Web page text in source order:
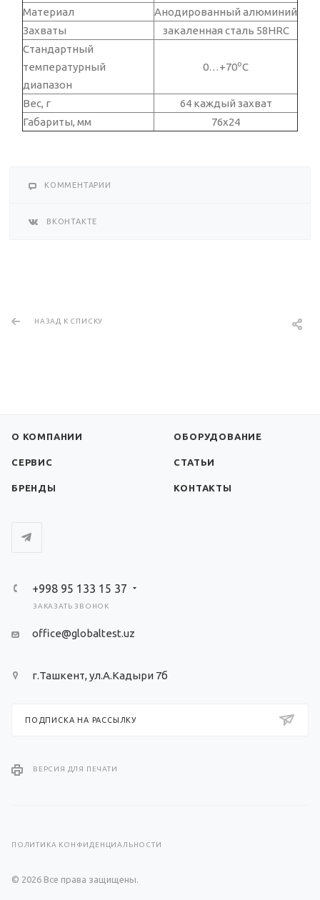
Материал
Анодированный алюминий
Захваты
закаленная сталь 58HRC
Стандартный
температурный
диапазон
0…+70оС
Вес, г
64 каждый захват
Габариты, мм
76х24
КОММЕНТАРИИ
ВКОНТАКТЕ
НАЗАД К СПИСКУ
О КОМПАНИИ ОБОРУДОВАНИЕ
СЕРВИС СТАТЬИ
БРЕНДЫ КОНТАКТЫ
+998 95 133 15 37
ЗАКАЗАТЬ ЗВОНОК
office@globaltest.uz
г.Ташкент, ул.А.Кадыри 7б
ПОДПИСКА НА РАССЫЛКУ
ВЕРСИЯ ДЛЯ ПЕЧАТИ
ПОЛИТИКА КОНФИДЕНЦИАЛЬНОСТИ
© 2026 Все права защищены.